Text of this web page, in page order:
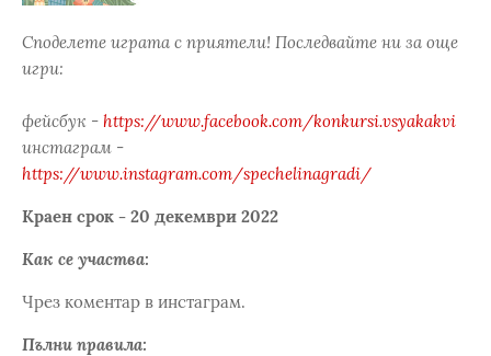
Споделете играта с приятели! Последвайте ни за още
игри:
фейсбук - https://www.facebook.com/konkursi.vsyakakvi
инстаграм -
https://www.instagram.com/spechelinagradi/
Краен срок - 20 декември 2022
Как се участва:
Чрез коментар в инстаграм.
Пълни правила: